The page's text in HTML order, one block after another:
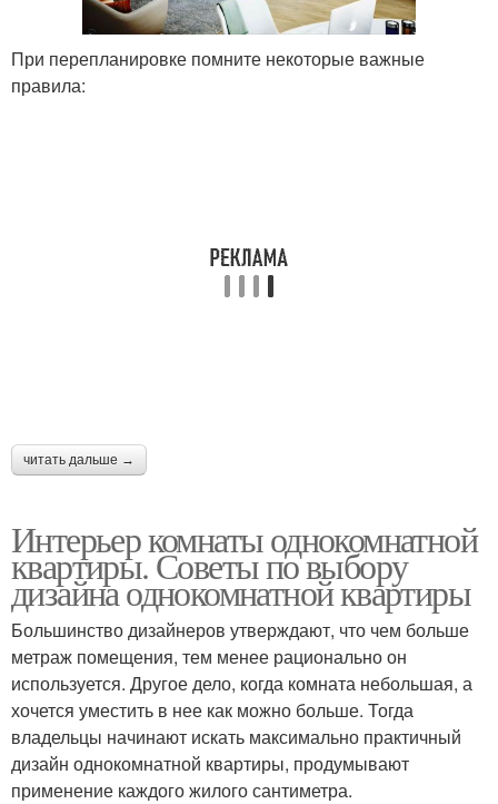
При перепланировке помните некоторые важные
правила:
читать дальше →
Интерьер комнаты однокомнатной
квартиры. Советы по выбору
дизайна однокомнатной квартиры
Большинство дизайнеров утверждают, что чем больше
метраж помещения, тем менее рационально он
используется. Другое дело, когда комната небольшая, а
хочется уместить в нее как можно больше. Тогда
владельцы начинают искать максимально практичный
дизайн однокомнатной квартиры, продумывают
применение каждого жилого сантиметра.